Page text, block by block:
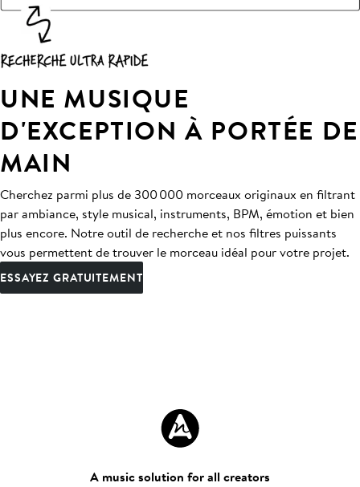
UNE MUSIQUE
D'EXCEPTION À PORTÉE DE
MAIN
Cherchez parmi plus de 300 000 morceaux originaux en filtrant
par ambiance, style musical, instruments, BPM, émotion et bien
plus encore. Notre outil de recherche et nos filtres puissants
vous permettent de trouver le morceau idéal pour votre projet.
ESSAYEZ GRATUITEMENT
A music solution for all creators